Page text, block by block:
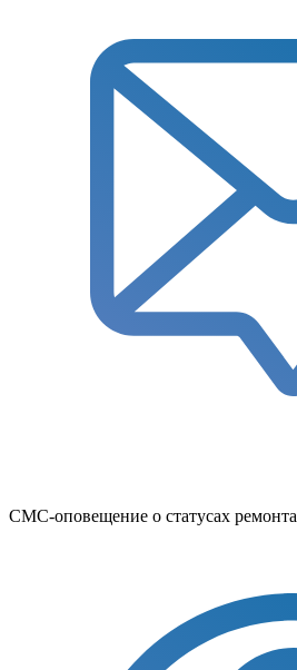
СМС-оповещение о статусах ремонта